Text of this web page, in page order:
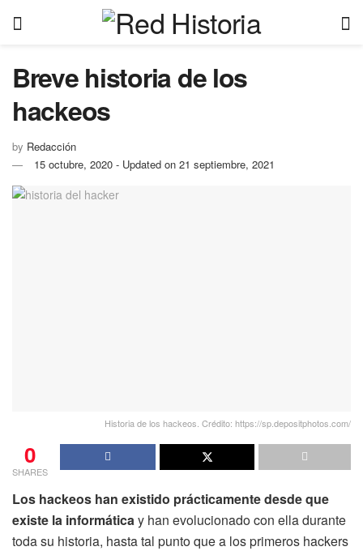
Breve historia de los
hackeos
by Redacción
15 octubre, 2020 - Updated on 21 septiembre, 2021
Historia de los hackeos. Crédito: https://sp.depositphotos.com/
0
SHARES
Los hackeos han existido prácticamente desde que
existe la informáticay han evolucionado con ella durante
toda su historia, hasta tal punto que a los primeros hackers